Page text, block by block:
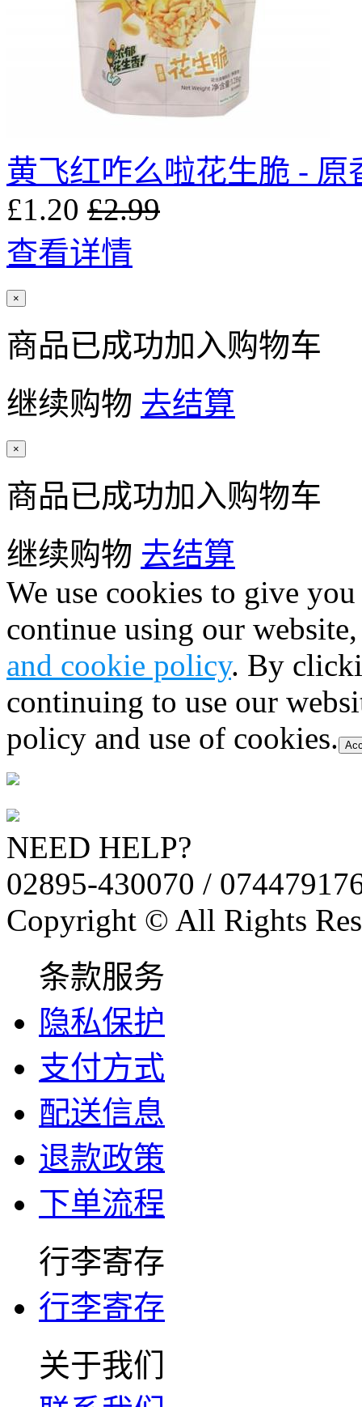
黄飞红咋么啦花生脆 - 原
£1.20 £2.99
查看详情
×
商品已成功加入购物车
继续购物 去结算
×
商品已成功加入购物车
继续购物 去结算
We use cookies to give
continue using our
and cookie policy. By
continuing to use our
policy and use of cookies.
NEED HELP?
02895-430070 /
Copyright © All Rights
条款服务
隐私保护
支付方式
配送信息
退款政策
下单流程
行李寄存
行李寄存
关于我们